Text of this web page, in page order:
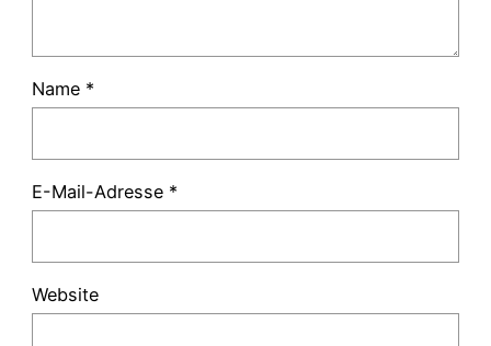
Name *
E-Mail-Adresse *
Website